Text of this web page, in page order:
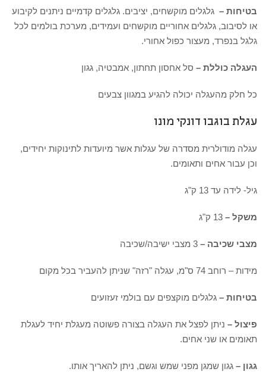
בטיחות – גלגלים מוקשחים, יציבים. גלגלים קדמיים ניתנים לקיבוע
או לסיבוב, גלגלים אחוריים מוקשחים ועמידים, מערכת בולמים לכל
גלגל בנפרד, מעצור כפול אחורי.
העגלה כוללת – סל אחסון תחתון, אמבטיה, גגון
כל חלק מהעגלה יכולה להגיע במגוון צבעים
עגלת בוגבו דונקי מונו
עגלה מודולרית מסדרה של עגלות אשר מיועדות לתינוקות יחידים,
וכן עבור אחים ותאומים.
גיל- לידה עד 13 ק"ג
משקל –
מצבי שכיבה –
מידות – רוחב 74 ס"מ, עגלה "רזה" שניתן להעביר בכל מקום
בטיחות – גלגלים מוקצפים עם בולמי זעזועים
פיצול – ניתן לפצל את העגלה בצורה פשוטה מעגלת יחיד לעגלת
תאומים או שני אחים.
גגון – גגון שמגן מפני שמש וגשם, ניתן להאריך אותו.